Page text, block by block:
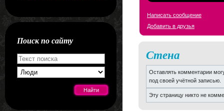
Поиск по сайту
Написать сообщение
Добавить в друзья
Стена
Оставлять комментарии
под своей учётной записью.
Эту страницу никто не